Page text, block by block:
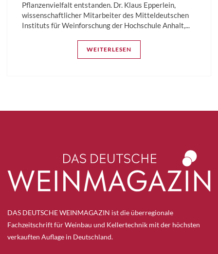
Pflanzenvielfalt entstanden. Dr. Klaus Epperlein,
wissenschaftlicher Mitarbeiter des Mitteldeutschen
Instituts für Weinforschung der Hochschule Anhalt,...
WEITERLESEN
DAS DEUTSCHE WEINMAGAZIN ist die überregionale
Fachzeitschrift für Weinbau und Kellertechnik mit der höchsten
verkauften Auflage in Deutschland.